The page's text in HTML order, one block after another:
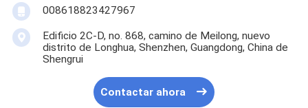
008618823427967
Edificio 2C-D, no. 868, camino de Meilong, nuevo
distrito de Longhua, Shenzhen, Guangdong, China de
Shengrui
Contactar ahora